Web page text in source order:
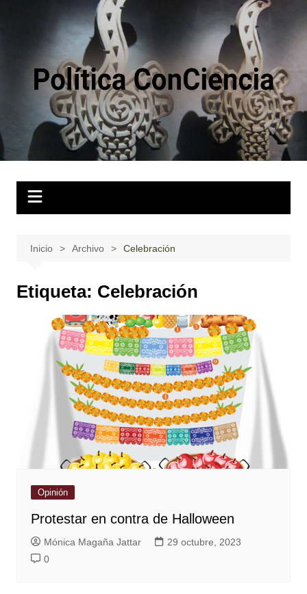
Inicio Archivo Celebración
Etiqueta: Celebración
Opinión
Protestar en contra de Halloween
Mónica Magaña Jattar
29 octubre, 2023
0